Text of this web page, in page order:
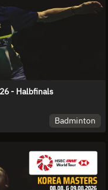
- Halbfinals
Badminton